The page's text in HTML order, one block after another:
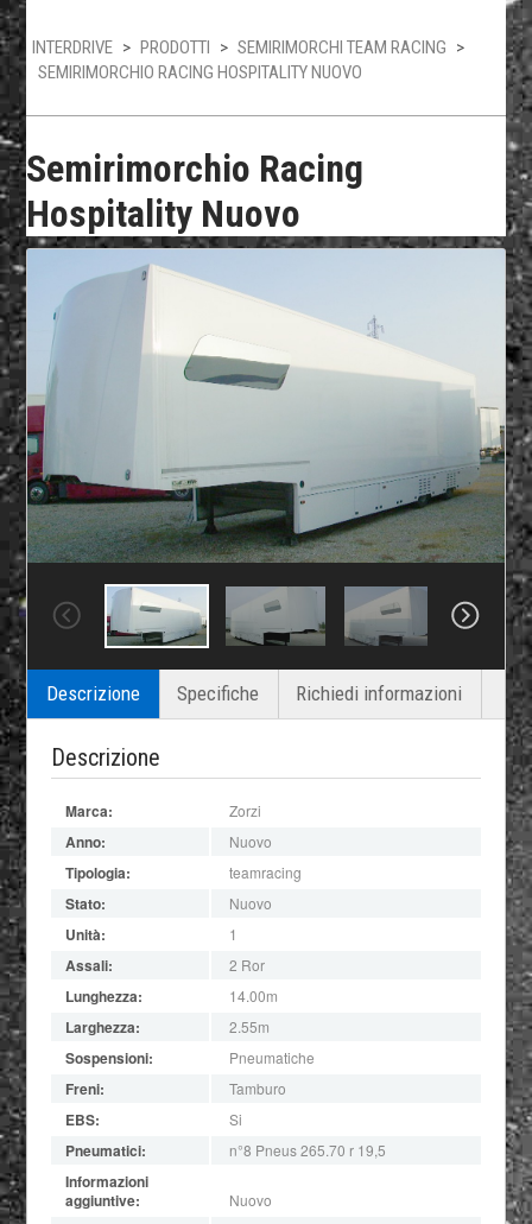
INTERDRIVE > PRODOTTI > SEMIRIMORCHI TEAM RACING >
SEMIRIMORCHIO RACING HOSPITALITY NUOVO
Semirimorchio Racing
Hospitality Nuovo
Descrizione Specifiche Richiedi informazioni
Descrizione
Marca: Zorzi
Anno: Nuovo
Tipologia: teamracing
Stato: Nuovo
Unità: 1
Assali: 2 Ror
Lunghezza: 14.00m
Larghezza: 2.55m
Sospensioni: Pneumatiche
Freni: Tamburo
EBS: Si
Pneumatici: n°8 Pneus 265.70 r 19,5
Informazioni
aggiuntive:
Nuovo